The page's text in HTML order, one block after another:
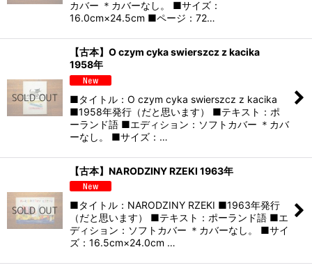
カバー ＊カバーなし。 ■サイズ：
16.0cm×24.5cm ■ページ：72…
【古本】O czym cyka swierszcz z kacika
1958年
■タイトル：O czym cyka swierszcz z kacika
■1958年発行（だと思います） ■テキスト：ポ
ーランド語 ■エディション：ソフトカバー ＊カバ
ーなし。 ■サイズ：…
【古本】NARODZINY RZEKI 1963年
■タイトル：NARODZINY RZEKI ■1963年発行
（だと思います） ■テキスト：ポーランド語 ■エ
ディション：ソフトカバー ＊カバーなし。 ■サイ
ズ：16.5cm×24.0cm …